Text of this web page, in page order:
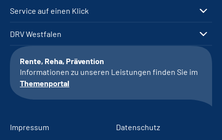
Service auf einen Klick
DRV Westfalen
Rente, Reha, Prävention
Informationen zu unseren Leistungen finden Sie im
Themenportal
Impressum
Datenschutz